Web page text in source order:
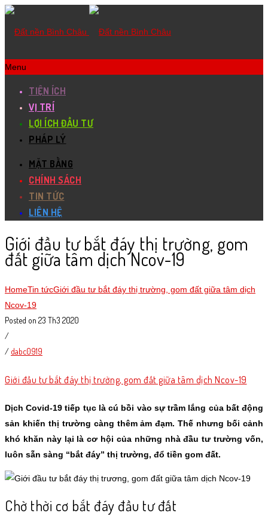
Menu
TIỆN ÍCH
VỊ TRÍ
LỢI ÍCH ĐẦU TƯ
PHÁP LÝ
MẶT BẰNG
CHÍNH SÁCH
TIN TỨC
LIÊN HỆ
Giới đầu tư bắt đáy thị trường, gom
đất giữa tâm dịch Ncov-19
HomeTin tứcGiới đầu tư bắt đáy thị trường, gom đất giữa tâm dịch
Ncov-19
Posted on 23 Th3 2020
/
/ dabc0919
Giới đầu tư bắt đáy thị trường, gom đất giữa tâm dịch Ncov-19
Dịch Covid-19 tiếp tục là cú bồi vào sự trầm lắng của bất động
sản khiến thị trường càng thêm ảm đạm. Thế nhưng bối cảnh
khó khăn này lại là cơ hội của những nhà đầu tư trường vốn,
luôn sẵn sàng “bắt đáy” thị trường, đổ tiền gom đất.
Chờ thời cơ bắt đáy đầu tư đất